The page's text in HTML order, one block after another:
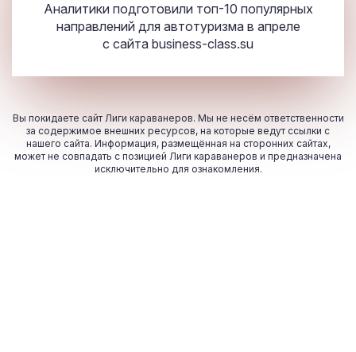
Аналитики подготовили топ-10 популярных
направлений для автотуризма в апреле
с сайта business-class.su
Вы покидаете сайт Лиги караванеров. Мы не несём ответственности
за содержимое внешних ресурсов, на которые ведут ссылки с
нашего сайта. Информация, размещённая на сторонних сайтах,
может не совпадать с позицией Лиги караванеров и предназначена
исключительно для ознакомления.